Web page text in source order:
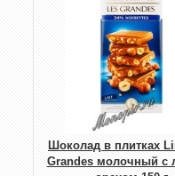
Шоколад в плитках
Grandes молочный с